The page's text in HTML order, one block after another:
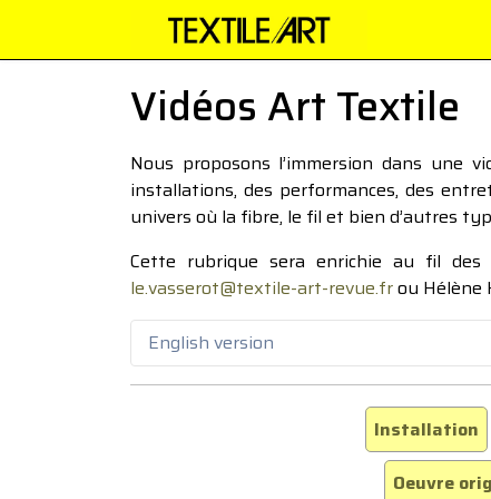
Vidéos Art Textile
Nous proposons l’immersion dans une
installations, des performances, des
univers où la fibre, le fil et bien d’autres
Cette rubrique sera enrichie au fil des
le.vasserot@textile-art-revue.frou Hélène
English version
Installation
Oeuvre